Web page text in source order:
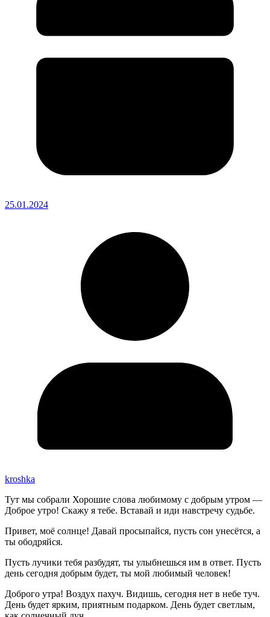
25.01.2024
kroshka
Тут мы собрали Хорошие слова любимому с добрым утром —
Доброе утро! Скажу я тебе. Вставай и иди навстречу судьбе.
Привет, моё солнце! Давай просыпайся, пусть сон унесётся, а
ты ободряйся.
Пусть лучики тебя разбудят, ты улыбнешься им в ответ. Пусть
день сегодня добрым будет, ты мой любимый человек!
Доброго утра! Воздух пахуч. Видишь, сегодня нет в небе туч.
День будет ярким, приятным подарком. День будет светлым,